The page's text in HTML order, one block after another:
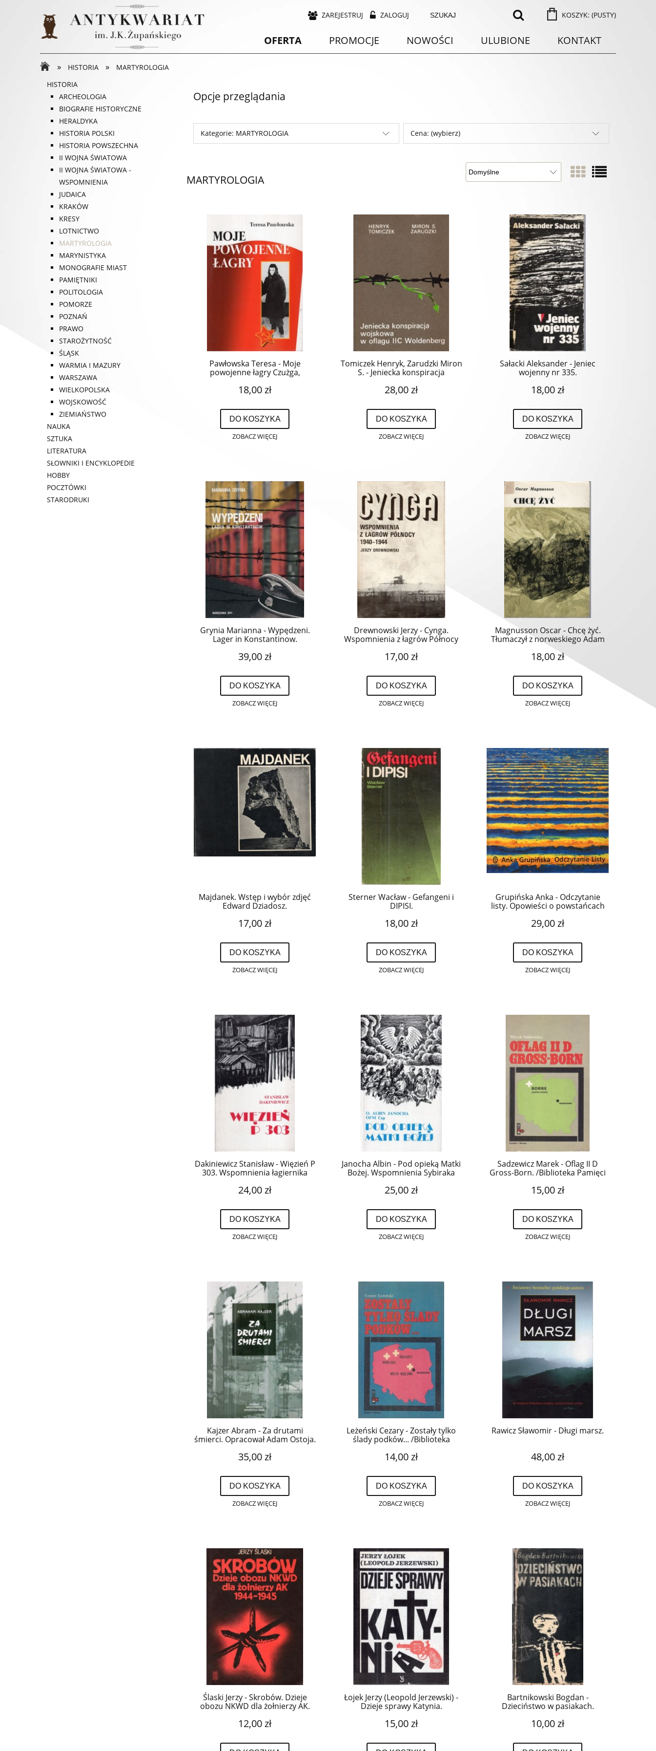
KOSZYK: (PUSTY)
ZAREJESTRUJ ZALOGUJ
OFERTA PROMOCJE NOWOŚCI ULUBIONE KONTAKT
» HISTORIA »
MARTYROLOGIA
HISTORIA
ARCHEOLOGIA
BIOGRAFIE HISTORYCZNE
HERALDYKA
HISTORIA POLSKI
HISTORIA POWSZECHNA
II WOJNA ŚWIATOWA
II WOJNA ŚWIATOWA -
WSPOMNIENIA
JUDAICA
KRAKÓW
KRESY
LOTNICTWO
MARTYROLOGIA
MARYNISTYKA
MONOGRAFIE MIAST
PAMIĘTNIKI
POLITOLOGIA
POMORZE
POZNAŃ
PRAWO
STAROŻYTNOŚĆ
ŚLĄSK
WARMIA I MAZURY
WARSZAWA
WIELKOPOLSKA
WOJSKOWOŚĆ
ZIEMIAŃSTWO
NAUKA
SZTUKA
LITERATURA
SŁOWNIKI I ENCYKLOPEDIE
HOBBY
POCZTÓWKI
STARODRUKI
Opcje przeglądania
Kategorie: MARTYROLOGIA Cena: (wybierz)
MARTYROLOGIA
Pawłowska Teresa - Moje
powojenne łagry Czużga,
18,00 zł
DO KOSZYKA
ZOBACZ WIĘCEJ
Tomiczek Henryk, Zarudzki Miron
S. - Jeniecka konspiracja
Woldenberg.
28,00 zł
DO KOSZYKA
ZOBACZ WIĘCEJ
Sałacki Aleksander - Jeniec
wojenny nr 335.
18,00 zł
DO KOSZYKA
ZOBACZ WIĘCEJ
Grynia Marianna - Wypędzeni.
Lager in Konstantinow.
39,00 zł
DO KOSZYKA
ZOBACZ WIĘCEJ
Drewnowski Jerzy - Cynga.
Wspomnienia z łagrów Północy
17,00 zł
DO KOSZYKA
ZOBACZ WIĘCEJ
Magnusson Oscar - Chcę żyć.
Tłumaczył z norweskiego Adam
Wysocki.
18,00 zł
DO KOSZYKA
ZOBACZ WIĘCEJ
Majdanek. Wstęp i wybór zdjęć
Edward Dziadosz.
17,00 zł
DO KOSZYKA
ZOBACZ WIĘCEJ
Sterner Wacław - Gefangeni i
DIPISI.
18,00 zł
DO KOSZYKA
ZOBACZ WIĘCEJ
Grupińska Anka - Odczytanie
listy. Opowieści o powstańcach
29,00 zł
DO KOSZYKA
ZOBACZ WIĘCEJ
Dakiniewicz Stanisław - Więzień P
303. Wspomnienia łagiernika
24,00 zł
DO KOSZYKA
ZOBACZ WIĘCEJ
Janocha Albin - Pod opieką Matki
Bożej. Wspomnienia Sybiraka
zesłańca./
25,00 zł
DO KOSZYKA
ZOBACZ WIĘCEJ
Sadzewicz Marek - Oflag II D
Gross-Born. /Biblioteka Pamięci
15,00 zł
DO KOSZYKA
ZOBACZ WIĘCEJ
Kajzer Abram - Za drutami
śmierci. Opracował Adam Ostoja.
35,00 zł
DO KOSZYKA
ZOBACZ WIĘCEJ
Leżeński Cezary - Zostały tylko
ślady podków... /Biblioteka
14,00 zł
DO KOSZYKA
ZOBACZ WIĘCEJ
Rawicz Sławomir - Długi marsz.
48,00 zł
DO KOSZYKA
ZOBACZ WIĘCEJ
Ślaski Jerzy - Skrobów. Dzieje
obozu NKWD dla żołnierzy AK.
12,00 zł
Łojek Jerzy (Leopold Jerzewski) -
Dzieje sprawy Katynia.
15,00 zł
Bartnikowski Bogdan -
Dzieciństwo w pasiakach.
10,00 zł